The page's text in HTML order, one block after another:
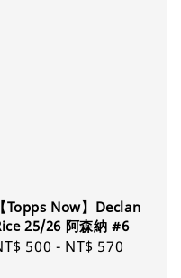
【Topps Now】Declan
25/26 阿森納 #6
500 - NT$ 570